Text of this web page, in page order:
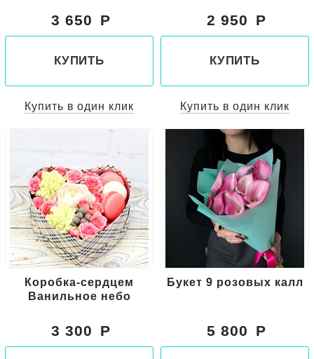
3 650
КУПИТЬ
Купить в один клик
2 950
КУПИТЬ
Купить в один клик
Коробка-сердцем
Ванильное небо
3 300
Букет 9 розовых калл
5 800